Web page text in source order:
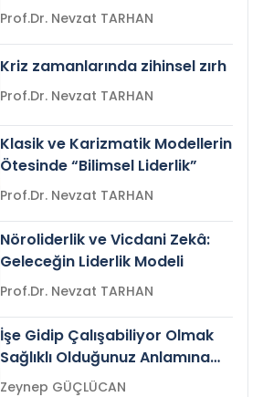
Prof.Dr. Nevzat TARHAN
Kriz zamanlarında zihinsel zırh
Prof.Dr. Nevzat TARHAN
Klasik ve Karizmatik Modellerin
Ötesinde “Bilimsel Liderlik”
Prof.Dr. Nevzat TARHAN
Nöroliderlik ve Vicdani Zekâ:
Geleceğin Liderlik Modeli
Prof.Dr. Nevzat TARHAN
İşe Gidip Çalışabiliyor Olmak
Sağlıklı Olduğunuz Anlamına
Gelir mi?Zeynep GÜÇLÜCAN